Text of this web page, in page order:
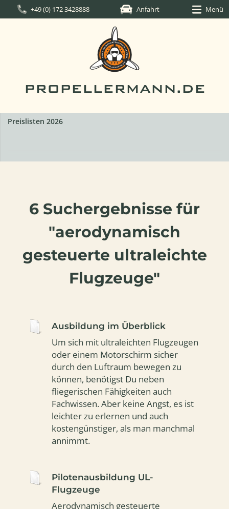
+49 (0) 172 3428888 Anfahrt Menü
PROPELLERMANN.DE
6 Suchergebnisse für
"aerodynamisch
gesteuerte ultraleichte
Flugzeuge"
Ausbildung im Überblick
Um sich mit ultraleichten Flugzeugen
oder einem Motorschirm sicher
durch den Luftraum bewegen zu
können, benötigst Du neben
fliegerischen Fähigkeiten auch
Fachwissen. Aber keine Angst, es ist
leichter zu erlernen und auch
kostengünstiger, als man manchmal
annimmt.
Pilotenausbildung UL-
Flugzeuge
Aerodynamisch gesteuerte